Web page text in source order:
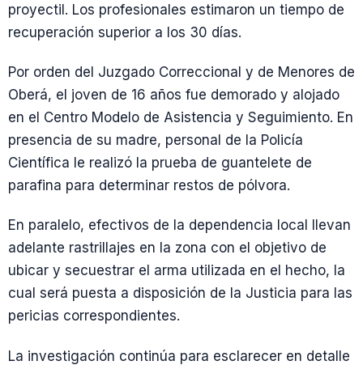
proyectil. Los profesionales estimaron un tiempo de
recuperación superior a los 30 días.
Por orden del Juzgado Correccional y de Menores de
Oberá, el joven de 16 años fue demorado y alojado
en el Centro Modelo de Asistencia y Seguimiento. En
presencia de su madre, personal de la Policía
Científica le realizó la prueba de guantelete de
parafina para determinar restos de pólvora.
En paralelo, efectivos de la dependencia local llevan
adelante rastrillajes en la zona con el objetivo de
ubicar y secuestrar el arma utilizada en el hecho, la
cual será puesta a disposición de la Justicia para las
pericias correspondientes.
La investigación continúa para esclarecer en detalle